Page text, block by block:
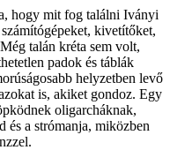
hogy mit fog találni Iványi
kivetítőket,
talán kréta sem volt,
padok és táblák
helyzetben levő
is, akiket gondoz. Egy
oligarcháknak,
és a strómanja, miközben